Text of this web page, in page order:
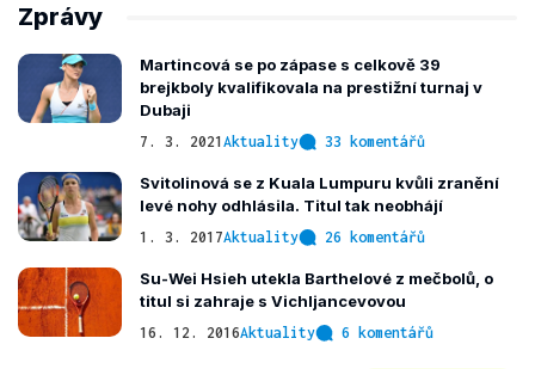
Zprávy
Martincová se po zápase s celkově 39
brejkboly kvalifikovala na prestižní turnaj v
Dubaji
7. 3. 2021Aktuality 33 komentářů
Svitolinová se z Kuala Lumpuru kvůli zranění
levé nohy odhlásila. Titul tak neobhájí
1. 3. 2017Aktuality 26 komentářů
Su-Wei Hsieh utekla Barthelové z mečbolů, o
titul si zahraje s Vichljancevovou
16. 12. 2016Aktuality 6 komentářů